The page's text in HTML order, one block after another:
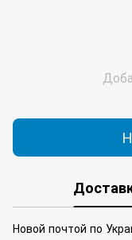
Новой почтой по